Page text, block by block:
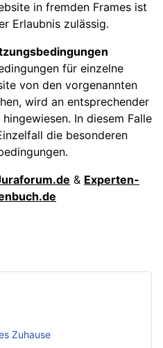
Zuhause
in fremden Frames ist
Erlaubnis zulässig.
für einzelne
von den vorgenannten
wird an entsprechender
In diesem Falle
die besonderen
& Experten-